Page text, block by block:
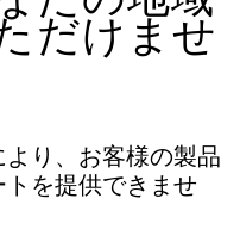
だけませ
り、お客様の製品
を提供できませ